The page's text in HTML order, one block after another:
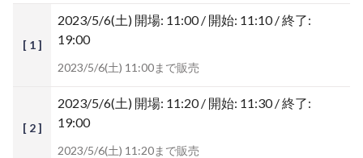
[ 1 ]
2023/5/6(土) 開場: 11:00 / 開始: 11:10 / 終了:
19:00
2023/5/6(土) 11:00まで販売
[ 2 ]
2023/5/6(土) 開場: 11:20 / 開始: 11:30 / 終了:
19:00
2023/5/6(土) 11:20まで販売